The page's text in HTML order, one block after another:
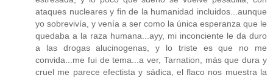
ataques nucleares y fin de la humanidad incluidos...aunque
yo sobrevivía, y venía a ser como la única esperanza que le
quedaba a la raza humana...ayy, mi inconciente le da duro
a las drogas alucinogenas, y lo triste es que no me
convida...me fui de tema...a ver, Tarnation, más que dura y
cruel me parece efectista y sádica, el flaco nos muestra la